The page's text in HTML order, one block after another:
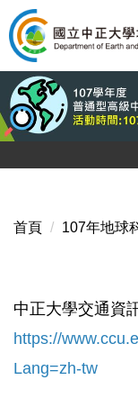
跳
到
主
要
內
容
區
首頁 107年地球
中正大學交通資
https://
Lang=zh-tw